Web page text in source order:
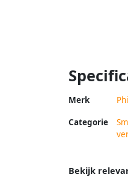
Merk
Categorie
Bekijk